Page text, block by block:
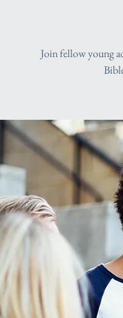
Join fellow young